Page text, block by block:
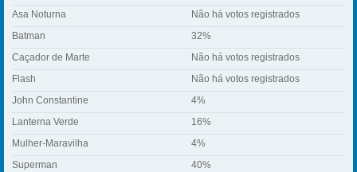
Asa Noturna
Não há votos registrados
Batman
32%
Caçador de Marte
Não há votos registrados
Flash
Não há votos registrados
John Constantine
4%
Lanterna Verde
16%
Mulher-Maravilha
4%
Superman
40%